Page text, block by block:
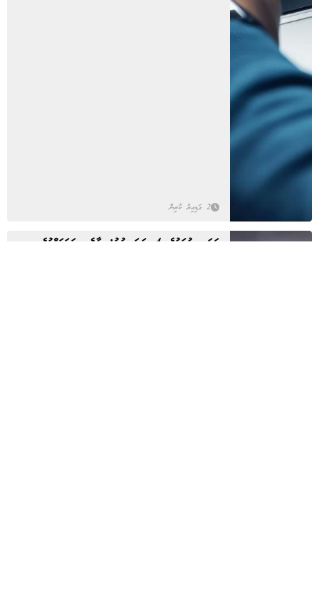
2 ގަޑިއިރު ކުރިން
ވަތަނީ ޚިދުމަތުގެ 4 ވަނަ ބުރު: މާލެ ސަރަހައްދުގެ